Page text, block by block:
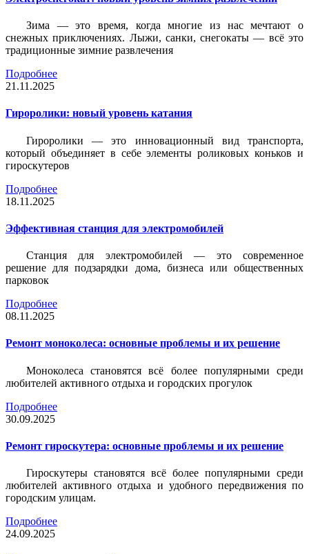
Зима — это время, когда многие из нас мечтают о
снежных приключениях. Лыжи, санки, снегокаты — всё это
традиционные зимние развлечения
Подробнее
21.11.2025
Гироролики: новый уровень катания
Гироролики — это инновационный вид транспорта,
который объединяет в себе элементы роликовых коньков и
гироскутеров
Подробнее
18.11.2025
Эффективная станция для электромобилей
Станция для электромобилей — это современное
решение для подзарядки дома, бизнеса или общественных
парковок
Подробнее
08.11.2025
Ремонт моноколеса: основные проблемы и их решение
Моноколеса становятся всё более популярными среди
любителей активного отдыха и городских прогулок
Подробнее
30.09.2025
Ремонт гироскутера: основные проблемы и их решение
Гироскутеры становятся всё более популярными среди
любителей активного отдыха и удобного передвижения по
городским улицам.
Подробнее
24.09.2025